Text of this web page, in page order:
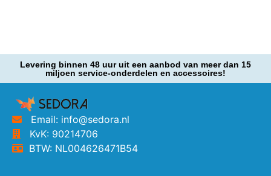
Levering binnen 48 uur uit een aanbod van meer dan 15
miljoen service-onderdelen en accessoires!
Email: info@sedora.nl
KvK: 90214706
BTW: NL004626471B54